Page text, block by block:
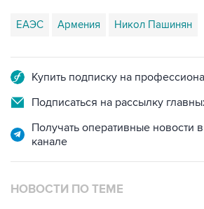
ЕАЭС Армения Никол Пашинян
Купить подписку на
Подписаться на рассылку
Получать оперативные новости
канале
НОВОСТИ ПО ТЕМЕ